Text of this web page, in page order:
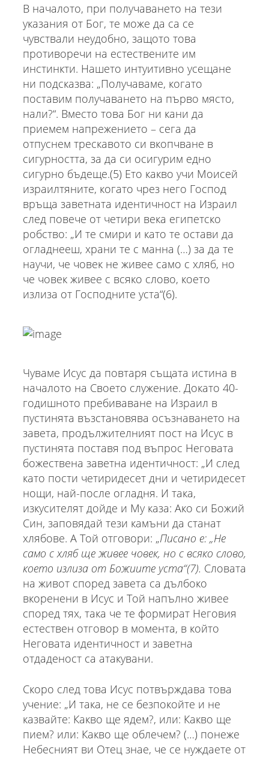
В началото, при получаването на тези
указания от Бог, те може да са се
чувствали неудобно, защото това
противоречи на естествените им
инстинкти. Нашето интуитивно усещане
ни подсказва: „Получаваме, когато
поставим получаването на първо място,
нали?“. Вместо това Бог ни кани да
приемем напрежението – сега да
отпуснем трескавото си вкопчване в
сигурността, за да си осигурим едно
сигурно бъдеще.(5) Ето какво учи Моисей
израилтяните, когато чрез него Господ
връща заветната идентичност на Израил
след повече от четири века египетско
робство: „И те смири и като те остави да
огладнееш, храни те с манна (…) за да те
научи, че човек не живее само с хляб, но
че човек живее с всяко слово, което
излиза от Господните уста“(6).
Чуваме Исус да повтаря същата истина в
началото на Своето служение. Докато 40-
годишното пребиваване на Израил в
пустинята възстановява осъзнаването на
завета, продължителният пост на Исус в
пустинята поставя под въпрос Неговата
божествена заветна идентичност: „И след
като пости четиридесет дни и четиридесет
нощи, най-после огладня. И така,
изкусителят дойде и Му каза: Ако си Божий
Син, заповядай тези камъни да станат
хлябове. А Той отговори: „Писано е: „Не
само с хляб ще живее човек, но с всяко слово,
което излиза от Божиите уста“(7). Словата
на живот според завета са дълбоко
вкоренени в Исус и Той напълно живее
според тях, така че те формират Неговия
естествен отговор в момента, в който
Неговата идентичност и заветна
отдаденост са атакувани.
Скоро след това Исус потвърждава това
учение: „И така, не се безпокойте и не
казвайте: Какво ще ядем?, или: Какво ще
пием? или: Какво ще облечем? (…) понеже
Небесният ви Отец знае, че се нуждаете от